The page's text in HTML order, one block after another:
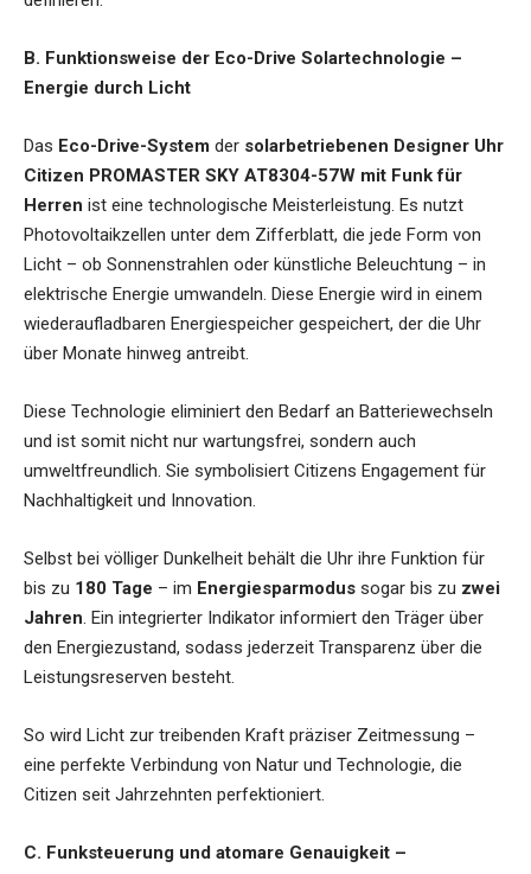
B. Funktionsweise der Eco-Drive Solartechnologie –
Energie durch Licht
Das Eco-Drive-System der solarbetriebenen Designer Uhr
Citizen PROMASTER SKY AT8304-57W mit Funk für
Herren ist eine technologische Meisterleistung. Es nutzt
Photovoltaikzellen unter dem Zifferblatt, die jede Form von
Licht – ob Sonnenstrahlen oder künstliche Beleuchtung – in
elektrische Energie umwandeln. Diese Energie wird in einem
wiederaufladbaren Energiespeicher gespeichert, der die Uhr
über Monate hinweg antreibt.
Diese Technologie eliminiert den Bedarf an Batteriewechseln
und ist somit nicht nur wartungsfrei, sondern auch
umweltfreundlich. Sie symbolisiert Citizens Engagement für
Nachhaltigkeit und Innovation.
Selbst bei völliger Dunkelheit behält die Uhr ihre Funktion für
bis zu 180 Tage – im Energiesparmodus sogar bis zu zwei
Jahren . Ein integrierter Indikator informiert den Träger über
den Energiezustand, sodass jederzeit Transparenz über die
Leistungsreserven besteht.
So wird Licht zur treibenden Kraft präziser Zeitmessung –
eine perfekte Verbindung von Natur und Technologie, die
Citizen seit Jahrzehnten perfektioniert.
C. Funksteuerung und atomare Genauigkeit –